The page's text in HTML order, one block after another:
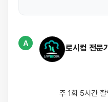
A
로시컴 전문